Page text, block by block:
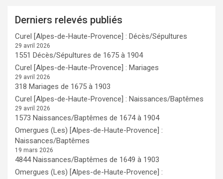
Derniers relevés publiés
Curel [Alpes-de-Haute-Provence] : Décès/Sépultures
29 avril 2026
1551 Décès/Sépultures de 1675 à 1904
Curel [Alpes-de-Haute-Provence] : Mariages
29 avril 2026
318 Mariages de 1675 à 1903
Curel [Alpes-de-Haute-Provence] : Naissances/Baptêmes
29 avril 2026
1573 Naissances/Baptêmes de 1674 à 1904
Omergues (Les) [Alpes-de-Haute-Provence] :
Naissances/Baptêmes
19 mars 2026
4844 Naissances/Baptêmes de 1649 à 1903
Omergues (Les) [Alpes-de-Haute-Provence] :